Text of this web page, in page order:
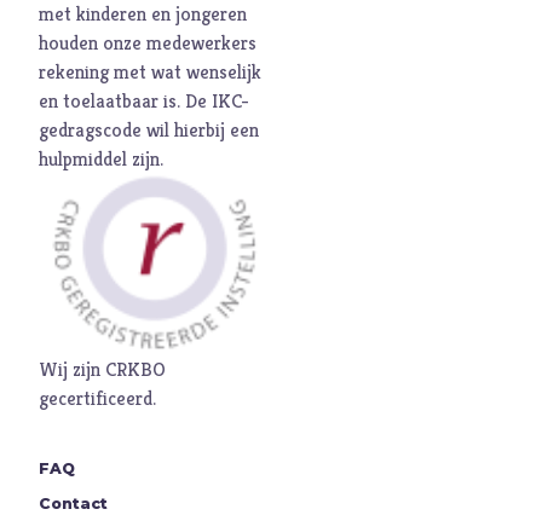
met kinderen en jongeren
houden onze medewerkers
rekening met wat wenselijk
en toelaatbaar is. De IKC-
gedragscode wil hierbij een
hulpmiddel zijn.
Wij zijn CRKBO
gecertificeerd.
FAQ
Contact